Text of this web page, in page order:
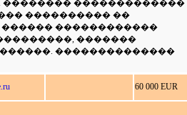
300. �������� �������������
���������� ��
������������
�������
��������������
60 000 EUR